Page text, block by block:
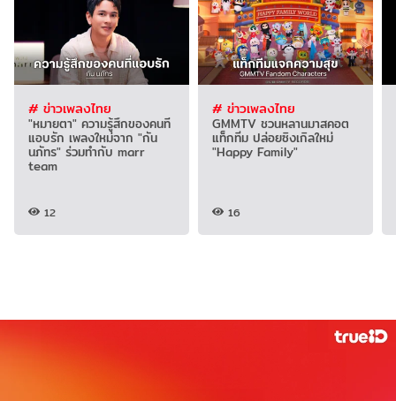
# ข่าวเพลงไทย
"หมายตา" ความรู้สึกของคนที่
แอบรัก เพลงใหม่จาก "กัน
นภัทร" ร่วมทำกับ marr
team
12
# ข่าวเพลงไทย
GMMTV ชวนหลานมาสคอต
แท็กทีม ปล่อยซิงเกิลใหม่
"Happy Family"
16